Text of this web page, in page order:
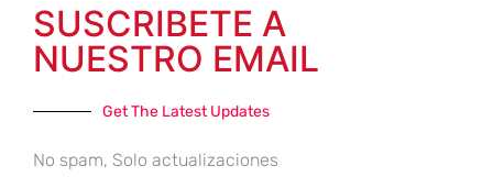
SUSCRIBETE A
NUESTRO EMAIL
Get The Latest Updates
No spam, Solo actualizaciones